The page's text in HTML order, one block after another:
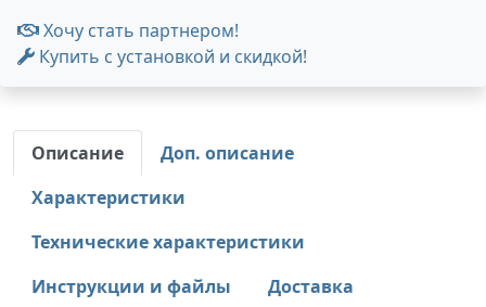
Хочу стать партнером!
Купить с установкой и скидкой!
Описание
Доп. описание
Характеристики
Технические характеристики
Инструкции и файлы
Доставка